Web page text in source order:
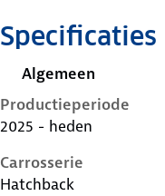
Specificaties
Algemeen
Productieperiode
2025 - heden
Carrosserie
Hatchback